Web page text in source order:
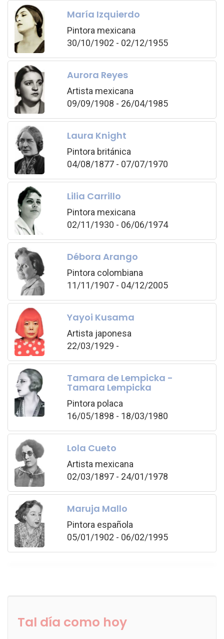
María Izquierdo
Pintora mexicana
30/10/1902 - 02/12/1955
Aurora Reyes
Artista mexicana
09/09/1908 - 26/04/1985
Laura Knight
Pintora británica
04/08/1877 - 07/07/1970
Lilia Carrillo
Pintora mexicana
02/11/1930 - 06/06/1974
Débora Arango
Pintora colombiana
11/11/1907 - 04/12/2005
Yayoi Kusama
Artista japonesa
22/03/1929 -
Tamara de Lempicka -
Tamara Lempicka
Pintora polaca
16/05/1898 - 18/03/1980
Lola Cueto
Artista mexicana
02/03/1897 - 24/01/1978
Maruja Mallo
Pintora española
05/01/1902 - 06/02/1995
Tal día como hoy